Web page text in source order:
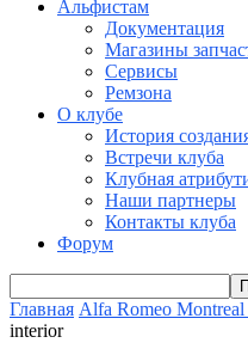
Альфистам
Документация
Магазины
Сервисы
Ремзона
О клубе
История
Встречи клуба
Клубная
Наши партнеры
Контакты клуба
Форум
Главная Alfa Romeo Montreal
interior